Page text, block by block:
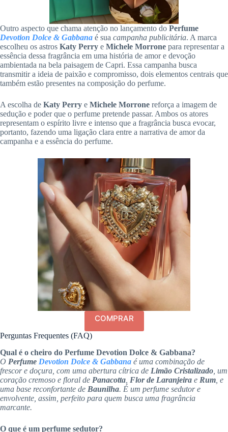
Outro aspecto que chama atenção no lançamento do Perfume
Devotion Dolce & Gabbana é sua campanha publicitária. A marca
escolheu os astros Katy Perry e Michele Morrone para representar a
essência dessa fragrância em uma história de amor e devoção
ambientada na bela paisagem de Capri. Essa campanha busca
transmitir a ideia de paixão e compromisso, dois elementos centrais que
também estão presentes na composição do perfume.
A escolha de Katy Perry e Michele Morrone reforça a imagem de
sedução e poder que o perfume pretende passar. Ambos os atores
representam o espírito livre e intenso que a fragrância busca evocar,
portanto, fazendo uma ligação clara entre a narrativa de amor da
campanha e a essência do perfume.
COMPRAR
Perguntas Frequentes (FAQ)
Qual é o cheiro do Perfume Devotion Dolce & Gabbana?
O Perfume Devotion Dolce & Gabbana é uma combinação de
frescor e doçura, com uma abertura cítrica de Limão Cristalizado , um
coração cremoso e floral de Panacotta Flor de Laranjeira e Rum , e
uma base reconfortante de Baunilha. É um perfume sedutor e
envolvente, assim, perfeito para quem busca uma fragrância
marcante.
O que é um perfume sedutor?